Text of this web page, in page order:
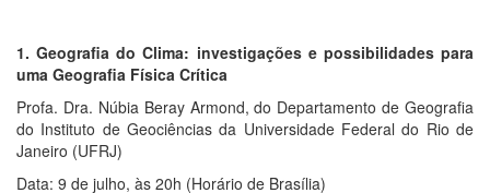
1. Geografia do Clima: investigações e possibilidades para
uma Geografia Física Crítica
Profa. Dra. Núbia Beray Armond, do Departamento de Geografia
do Instituto de Geociências da Universidade Federal do Rio de
Janeiro (UFRJ)
Data: 9 de julho, às 20h (Horário de Brasília)